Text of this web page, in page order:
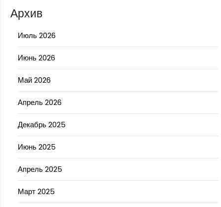
Архив
Июль 2026
Июнь 2026
Май 2026
Апрель 2026
Декабрь 2025
Июнь 2025
Апрель 2025
Март 2025